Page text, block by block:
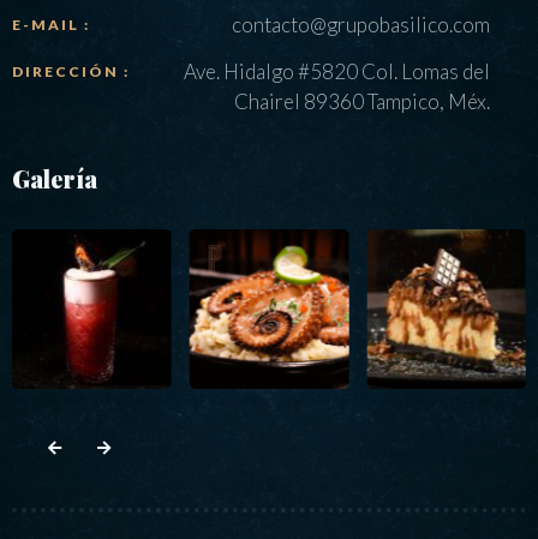
E-MAIL : contacto@grupobasilico.com
DIRECCIÓN :
Ave. Hidalgo #5820 Col. Lomas del
Chairel 89360 Tampico, Méx.
Galería